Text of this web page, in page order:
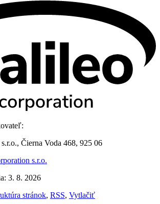
Čierna Voda 468, 925 06
s.r.o.
3. 8. 2026
stránok, RSS, Vytlačiť